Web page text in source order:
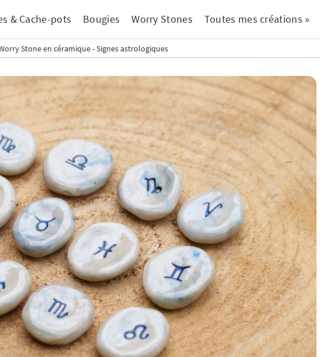
& Cache-pots Bougies Worry Stones Toutes mes créations »
Stone en céramique - Signes astrologiques